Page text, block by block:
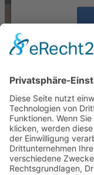
powered by
Video auf YouTube
Besuchen Sie uns
Instagram TikTok
Navigation